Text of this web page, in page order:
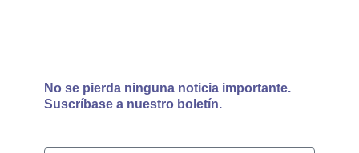
No se pierda ninguna noticia importante.
Suscríbase a nuestro boletín.